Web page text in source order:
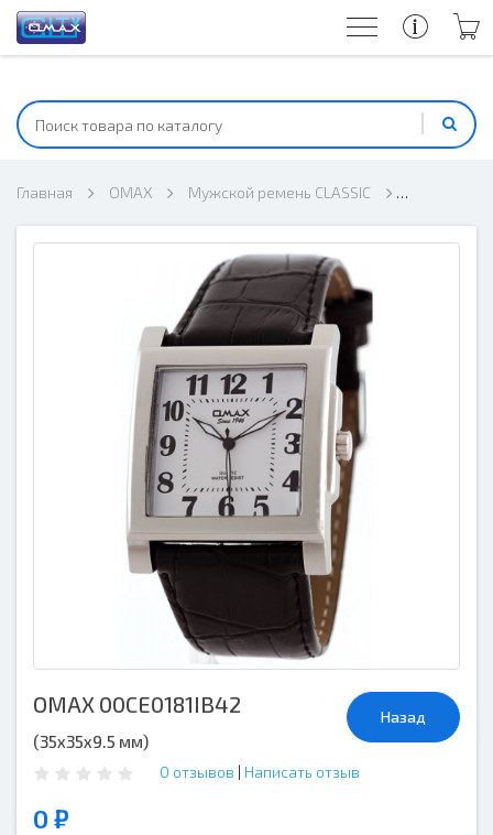
Главная OMAX Мужской ремень CLASSIC
Назад
OMAX 00CE0181IB42
(35х35х9.5 мм)
0 отзывов | Написать отзыв
0 ₽